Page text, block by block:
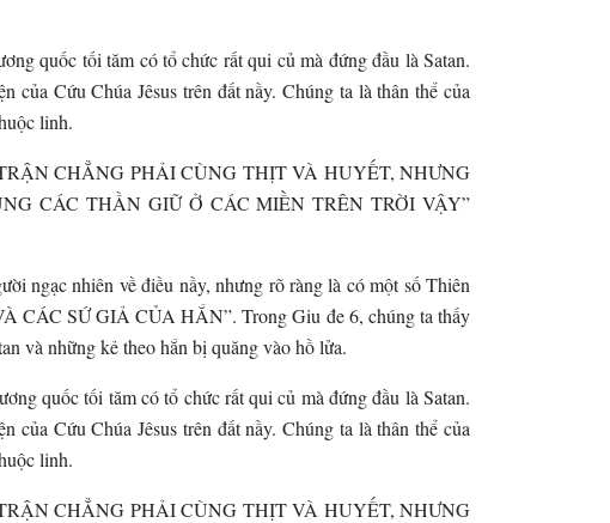
quốc tối tăm có tổ chức rất qui củ mà đứng đầu là Satan.
Cứu Chúa Jêsus trên đất nầy. Chúng ta là thân thể của
linh.
TRẬN CHẲNG PHẢI CÙNG THỊT VÀ HUYẾT, NHƯNG
CÁC THẦN GIỮ Ở CÁC MIỀN TRÊN TRỜI VẬY”
ngạc nhiên về điều nầy, nhưng rõ ràng là có một số Thiên
CÁC SỨ GIẢ CỦA HẮN”. Trong Giu đe 6, chúng ta thấy
và những kẻ theo hắn bị quăng vào hồ lửa.
quốc tối tăm có tổ chức rất qui củ mà đứng đầu là Satan.
Cứu Chúa Jêsus trên đất nầy. Chúng ta là thân thể của
linh.
TRẬN CHẲNG PHẢI CÙNG THỊT VÀ HUYẾT, NHƯNG